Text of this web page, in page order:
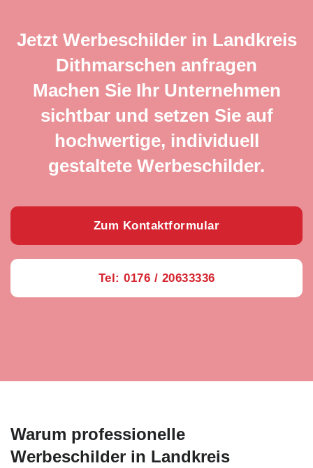
Jetzt Werbeschilder in Landkreis
Dithmarschen anfragen
Machen Sie Ihr Unternehmen
sichtbar und setzen Sie auf
hochwertige, individuell
gestaltete Werbeschilder.
Zum Kontaktformular
Tel: 0176 / 20633336
Warum professionelle
Werbeschilder in Landkreis